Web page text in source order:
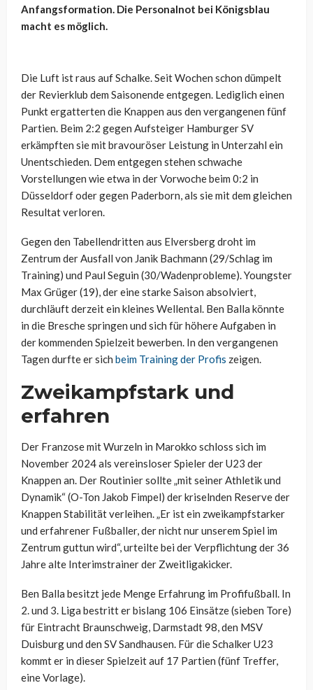
Anfangsformation. Die Personalnot bei Königsblau
macht es möglich.
Die Luft ist raus auf Schalke. Seit Wochen schon dümpelt
der Revierklub dem Saisonende entgegen. Lediglich einen
Punkt ergatterten die Knappen aus den vergangenen fünf
Partien. Beim 2:2 gegen Aufsteiger Hamburger SV
erkämpften sie mit bravouröser Leistung in Unterzahl ein
Unentschieden. Dem entgegen stehen schwache
Vorstellungen wie etwa in der Vorwoche beim 0:2 in
Düsseldorf oder gegen Paderborn, als sie mit dem gleichen
Resultat verloren.
Gegen den Tabellendritten aus Elversberg droht im
Zentrum der Ausfall von Janik Bachmann (29/Schlag im
Training) und Paul Seguin (30/Wadenprobleme). Youngster
Max Grüger (19), der eine starke Saison absolviert,
durchläuft derzeit ein kleines Wellental. Ben Balla könnte
in die Bresche springen und sich für höhere Aufgaben in
der kommenden Spielzeit bewerben. In den vergangenen
Tagen durfte er sich beim Training der Profis zeigen.
Zweikampfstark und
erfahren
Der Franzose mit Wurzeln in Marokko schloss sich im
November 2024 als vereinsloser Spieler der U23 der
Knappen an. Der Routinier sollte „mit seiner Athletik und
Dynamik“ (O-Ton Jakob Fimpel) der kriselnden Reserve der
Knappen Stabilität verleihen. „Er ist ein zweikampfstarker
und erfahrener Fußballer, der nicht nur unserem Spiel im
Zentrum guttun wird“, urteilte bei der Verpflichtung der 36
Jahre alte Interimstrainer der Zweitligakicker.
Ben Balla besitzt jede Menge Erfahrung im Profifußball. In
2. und 3. Liga bestritt er bislang 106 Einsätze (sieben Tore)
für Eintracht Braunschweig, Darmstadt 98, den MSV
Duisburg und den SV Sandhausen. Für die Schalker U23
kommt er in dieser Spielzeit auf 17 Partien (fünf Treffer,
eine Vorlage).